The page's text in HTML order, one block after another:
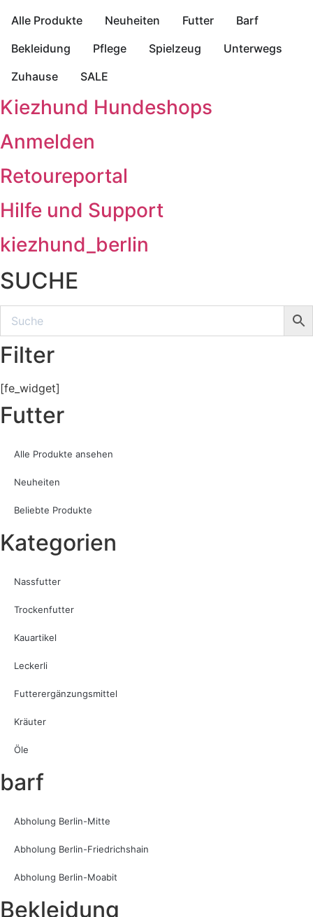
Alle Produkte Neuheiten Futter
Barf
Bekleidung
Pflege Spielzeug
Unterwegs
Zuhause
SALE
Kiezhund Hundeshops
Anmelden
Retoureportal
Hilfe und Support
kiezhund_berlin
SUCHE
Filter
[fe_widget]
Futter
Alle Produkte ansehen
Neuheiten
Beliebte Produkte
Kategorien
Nassfutter
Trockenfutter
Kauartikel
Leckerli
Futterergänzungsmittel
Kräuter
Öle
barf
Abholung Berlin-Mitte
Abholung Berlin-Friedrichshain
Abholung Berlin-Moabit
Bekleidung